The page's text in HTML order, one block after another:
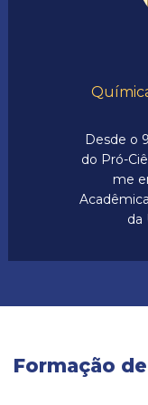
Desde o
do Pró-
me
da
Formação